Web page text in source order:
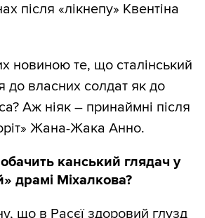
після «лікнепу» Квентіна
новиною те, що сталінський
до власних солдат як до
Аж ніяк – принаймні після
Жана-Жака Анно.
канський глядач у
драмі Міхалкова?
що в Расєї здоровий глузд